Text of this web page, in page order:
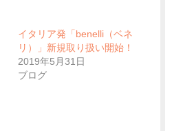
イタリア発「benelli（ベネ
リ）」新規取り扱い開始！
2019年5月31日
ブログ